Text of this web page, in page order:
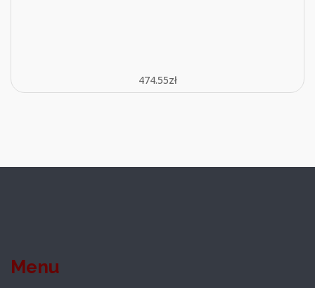
474.55zł
Menu